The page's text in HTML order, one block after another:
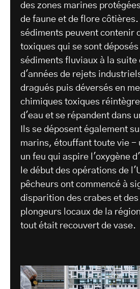
des zones marines
de faune et de flore
sédiments peuvent contenir
toxiques qui se sont
sédiments fluviaux à la suite
d'années de rejets
dragués puis déversés en
chimiques toxiques
d'eau et se répandent dans
Ils se déposent également
marins, étouffant toute vie -
un feu qui aspire l'oxygène
le début des opérations de
pêcheurs ont commencé à
disparition des crabes et
plongeurs locaux de la
tout était recouvert de vase.